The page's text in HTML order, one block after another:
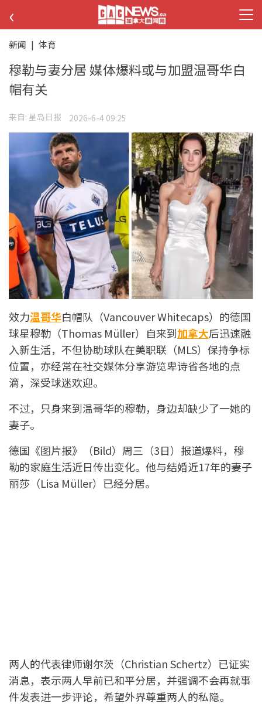
‹
新闻 | 体育
穆勒与妻分居 媒体爆料或与加盟温哥华白
帽有关
来自: 星岛日报 2026-6-4 09:25
效力温哥华白帽队（Vancouver Whitecaps）的德国
球星穆勒（Thomas Müller）自来到加拿大后迅速融
入新生活，不但协助球队在美职联（MLS）保持争标
位置，亦经常在社交媒体分享游览卑诗省各地的点
滴，深受球迷欢迎。
不过，只身来到温哥华的穆勒，身边却缺少了一她的
妻子。
德国《图片报》（Bild）周三（3日）报道爆料，穆
勒的家庭生活近日传出变化。他与结婚近17年的妻子
丽莎（Lisa Müller）已经分居。
两人的代表律师谢尔茨（Christian Schertz）已证实
消息，表示两人早前已和平分居，并强调不会再就事
件发表进一步评论，希望外界尊重两人的私隐。